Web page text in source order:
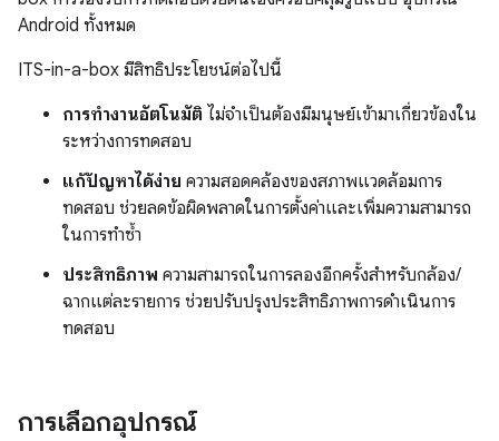
Android ทั้งหมด
ITS-in-a-box มีสิทธิประโยชน์ต่อไปนี้
การทำงานอัตโนมัติ ไม่จำเป็นต้องมีมนุษย์เข้ามาเกี่ยวข้องใน
ระหว่างการทดสอบ
แก้ปัญหาได้ง่าย ความสอดคล้องของสภาพแวดล้อมการ
ทดสอบ ช่วยลดข้อผิดพลาดในการตั้งค่าและเพิ่มความสามารถ
ในการทำซ้ำ
ประสิทธิภาพ ความสามารถในการลองอีกครั้งสำหรับกล้อง/
ฉากแต่ละรายการ ช่วยปรับปรุงประสิทธิภาพการดำเนินการ
ทดสอบ
การเลือกอุปกรณ์